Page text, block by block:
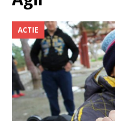
ACTIE